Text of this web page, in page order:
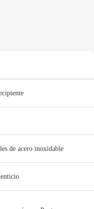
de acero inoxidable